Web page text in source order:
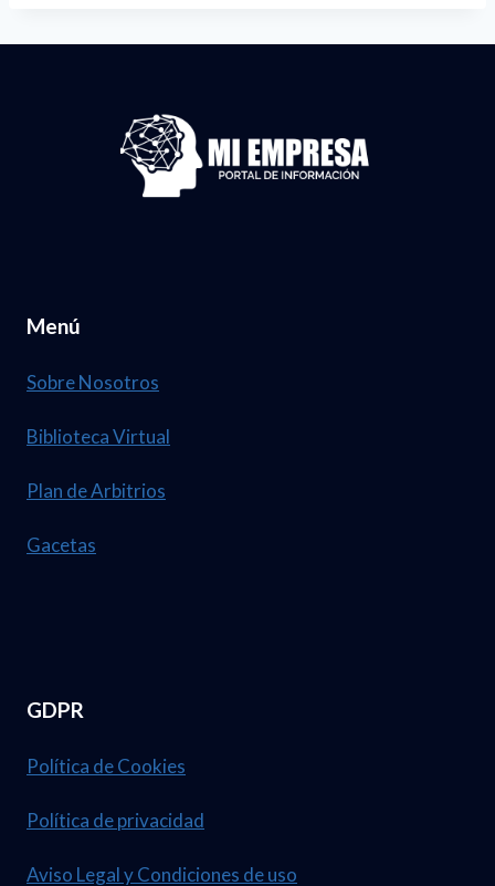
Menú
Sobre Nosotros
Biblioteca Virtual
Plan de Arbitrios
Gacetas
GDPR
Política de Cookies
Política de privacidad
Aviso Legal y Condiciones de uso